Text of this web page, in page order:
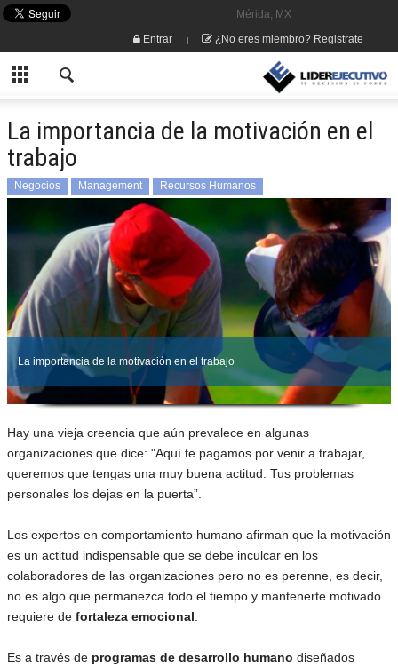
Mérida, MX
Entrar
¿No eres miembro? Registrate
La importancia de la motivación en el
trabajo
Negocios Management Recursos Humanos
La importancia de la motivación en el trabajo
Hay una vieja creencia que aún prevalece en algunas
organizaciones que dice: "Aquí te pagamos por venir a trabajar,
queremos que tengas una muy buena actitud. Tus problemas
personales los dejas en la puerta”.
Los expertos en comportamiento humano afirman que la motivación
es un actitud indispensable que se debe inculcar en los
colaboradores de las organizaciones pero no es perenne, es decir,
no es algo que permanezca todo el tiempo y mantenerte motivado
requiere de fortaleza emocional
Es a través de programas de desarrollo humano diseñados